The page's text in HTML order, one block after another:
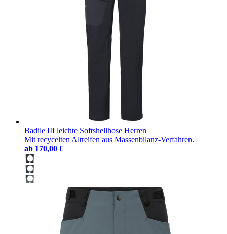
Badile III leichte Softshellhose Herren
Mit recycelten Altreifen aus Massenbilanz-Verfahren.
ab 170,00 €